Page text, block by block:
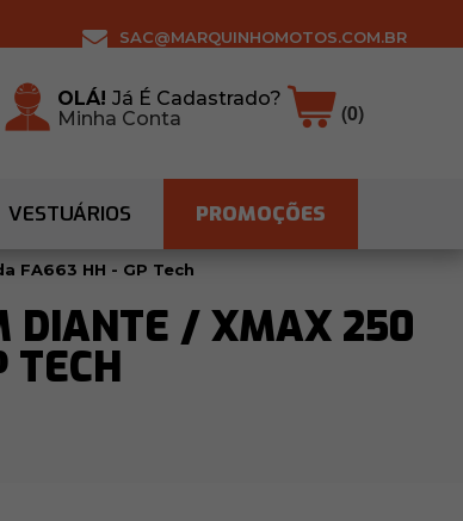
SAC@MARQUINHOMOTOS.COM.BR
OLÁ!Já É Cadastrado?
Minha Conta
(0)
VESTUÁRIOS PROMOÇÕES
FA663 HH - GP Tech
DIANTE / XMAX 250
TECH